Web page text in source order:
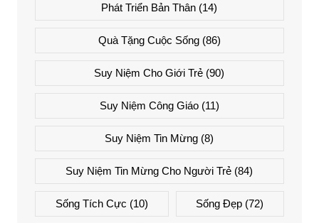
Phát Triển Bản Thân (14)
Quà Tặng Cuộc Sống(86)
Suy Niệm Cho Giới Trẻ (90)
Suy Niệm Công Giáo(11)
Suy Niệm Tin Mừng (8)
Suy Niệm Tin Mừng Cho Người Trẻ (84)
Sống Tích Cực (10) Sống Đẹp (72)